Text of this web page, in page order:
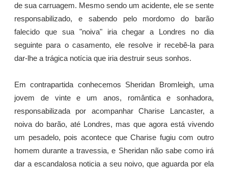
de sua carruagem. Mesmo sendo um acidente, ele se sente
responsabilizado, e sabendo pelo mordomo do barão
falecido que sua "noiva" iria chegar a Londres no dia
seguinte para o casamento, ele resolve ir recebê-la para
dar-lhe a trágica notícia que iria destruir seus sonhos.
Em contrapartida conhecemos Sheridan Bromleigh, uma
jovem de vinte e um anos, romântica e sonhadora,
responsabilizada por acompanhar Charise Lancaster, a
noiva do barão, até Londres, mas que agora está vivendo
um pesadelo, pois acontece que Charise fugiu com outro
homem durante a travessia, e Sheridan não sabe como irá
dar a escandalosa noticia a seu noivo, que aguarda por ela